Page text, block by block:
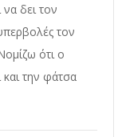
δει τον
τον
ότι ο
την φάτσα